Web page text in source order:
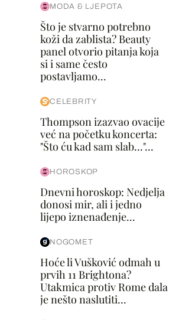
MODA & LJEPOTA
Što je stvarno potrebno
koži da zablista? Beauty
panel otvorio pitanja koja
si i same često
postavljamo...
CELEBRITY
Thompson izazvao ovacije
već na početku koncerta:
"Što ću kad sam slab..."...
HOROSKOP
Dnevni horoskop: Nedjelja
donosi mir, ali i jedno
lijepo iznenađenje...
NOGOMET
Hoće li Vušković odmah u
prvih 11 Brightona?
Utakmica protiv Rome dala
je nešto naslutiti...